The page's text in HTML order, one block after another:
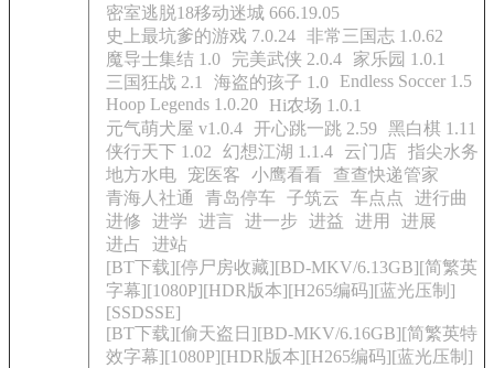
密室逃脱18移动迷城 666.19.05
史上最坑爹的游戏 7.0.24 非常三国志 1.0.62
魔导士集结 1.0
完美武侠 2.0.4
家乐园 1.0.1
三国狂战 2.1
海盗的孩子 1.0
Endless Soccer 1.5
Hoop Legends 1.0.20
Hi农场 1.0.1
元气萌犬屋 v1.0.4
开心跳一跳 2.59 黑白棋 1.11
侠行天下 1.02
幻想江湖 1.1.4 云门店 指尖水务
地方水电
宠医客 小鹰看看
查查快递管家
青海人社通
青岛停车 子筑云 车点点
进行曲
进修
进学 进言 进一步 进益 进用
进展
进占
进站
[BT下载][停尸房收藏][BD-MKV/6.13GB][简繁英
字幕][1080P][HDR版本][H265编码][蓝光压制]
[SSDSSE]
[BT下载][偷天盗日][BD-MKV/6.16GB][简繁英特
效字幕][1080P][HDR版本][H265编码][蓝光压制]